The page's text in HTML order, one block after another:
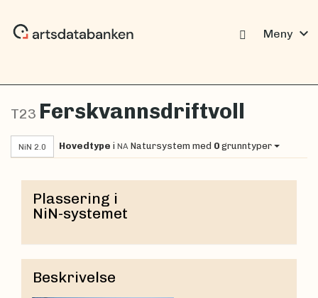
Meny expand_more
T23 Ferskvannsdriftvoll
NiN 2.0 Hovedtype i NA Natursystem med 0 grunntyper
Plassering i
NiN-systemet
Beskrivelse